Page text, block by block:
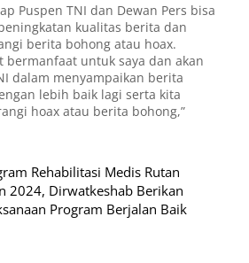
Puspen TNI dan Dewan Pers bisa
kualitas berita dan
berita bohong atau hoax.
bermanfaat untuk saya dan akan
dalam menyampaikan berita
lebih baik lagi serta kita
hoax atau berita bohong,”
Rehabilitasi Medis Rutan
2024, Dirwatkeshab Berikan
Program Berjalan Baik